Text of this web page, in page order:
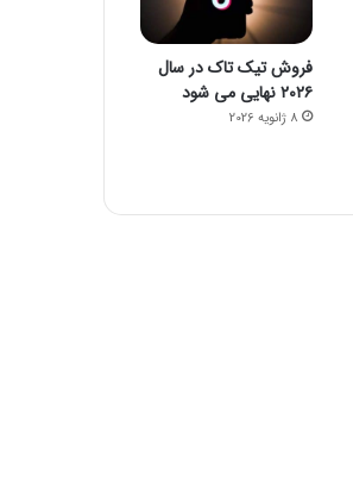
فروش تیک تاک در سال
۲۰۲۶ نهایی می شود
8 ژانویه 2026